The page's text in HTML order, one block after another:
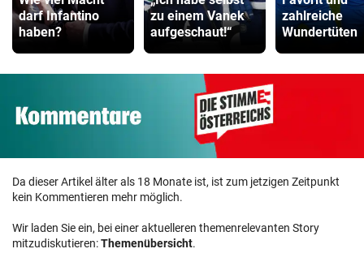
darf Infantino
haben?
zu einem Vanek
aufgeschaut!“
zahlreiche
Wundertüten
Da dieser Artikel älter als 18 Monate ist, ist zum jetzigen Zeitpunkt
kein Kommentieren mehr möglich.
Wir laden Sie ein, bei einer aktuelleren themenrelevanten Story
mitzudiskutieren:Themenübersicht.